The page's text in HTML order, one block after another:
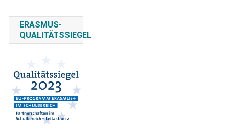
ERASMUS-
QUALITÄTSSIEGEL